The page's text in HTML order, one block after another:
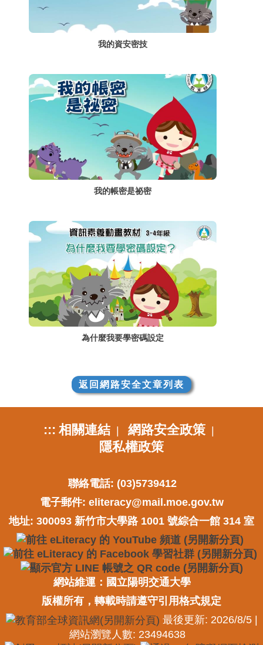
我的資安密技
我的帳密是祕密
為什麼我要學密碼設定
返回網路安全文章列表
::: 相關連結| 網路安全政策|
隱私權政策
聯絡電話: (03)5739412
電子郵件: eliteracy@mail.moe.gov.tw
地址: 300093 新竹市大學路 1001 號綜合一館 314 室
網站維運：國立陽明交通大學
版權所有，轉載時請遵守引用格式規定
最後更新: 2026/8/5 |
網站瀏覽人數: 23494638